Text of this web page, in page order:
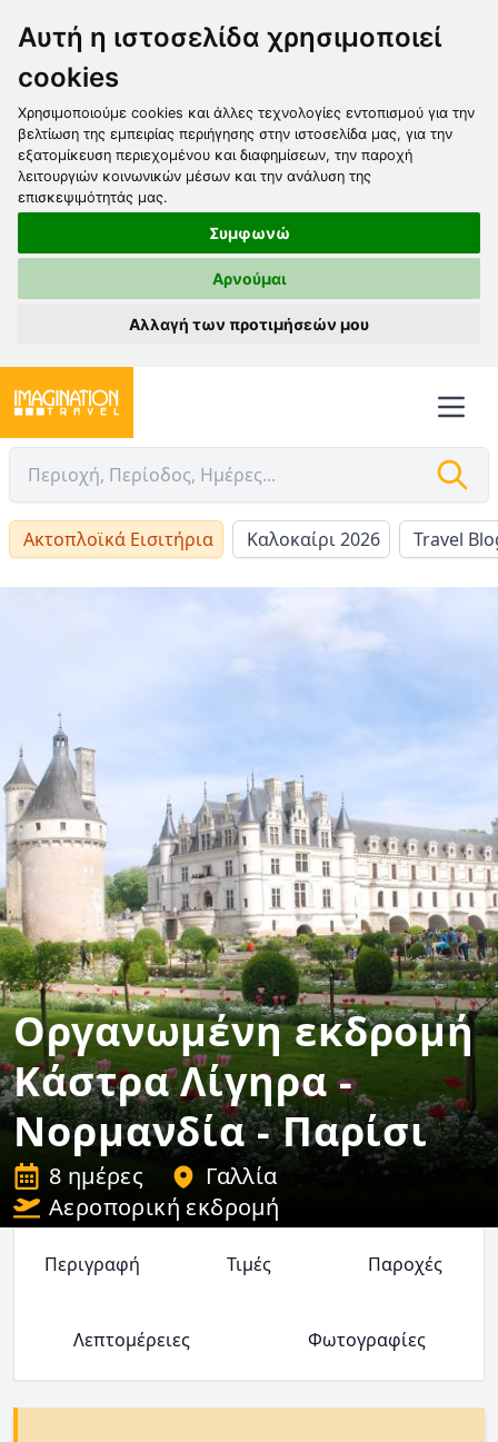
Αυτή η ιστοσελίδα χρησιμοποιεί
cookies
Χρησιμοποιούμε cookies και άλλες τεχνολογίες εντοπισμού για την
βελτίωση της εμπειρίας περιήγησης στην ιστοσελίδα μας, για την
εξατομίκευση περιεχομένου και διαφημίσεων, την παροχή
λειτουργιών κοινωνικών μέσων και την ανάλυση της
επισκεψιμότητάς μας.
Συμφωνώ
Αρνούμαι
Αλλαγή των προτιμήσεών μου
Ακτοπλοϊκά Εισιτήρια Καλοκαίρι 2026 Travel
Οργανωμένη εκδρομή
Κάστρα Λίγηρα -
Νορμανδία - Παρίσι
8 ημέρες
Γαλλία
Αεροπορική εκδρομή
Περιγραφή Τιμές Παροχές
Λεπτομέρειες Φωτογραφίες